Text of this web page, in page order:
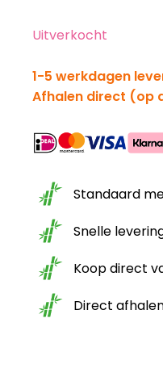
Uitverkocht
1-5 werkdagen
Afhalen direct (op
Standaard
Snelle
Koop direct
Direct